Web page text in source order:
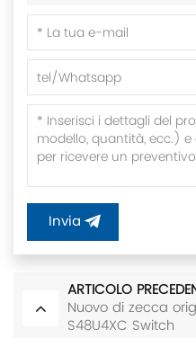
Invia
ARTICOLO
Nuovo di zecca
S48U4XC Switch